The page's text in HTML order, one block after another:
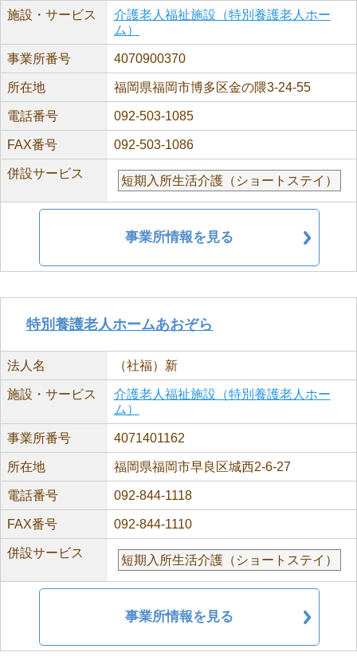
施設・サービス
介護老人福祉施設（特別養護老人ホー
ム）
事業所番号 4070900370
所在地 福岡県福岡市博多区金の隈3-24-55
電話番号 092-503-1085
FAX番号 092-503-1086
併設サービス
短期入所生活介護（ショートステイ）
事業所情報を見る
特別養護老人ホームあおぞら
法人名 （社福）新
施設・サービス
介護老人福祉施設（特別養護老人ホー
ム）
事業所番号 4071401162
所在地 福岡県福岡市早良区城西2-6-27
電話番号 092-844-1118
FAX番号 092-844-1110
併設サービス
短期入所生活介護（ショートステイ）
事業所情報を見る